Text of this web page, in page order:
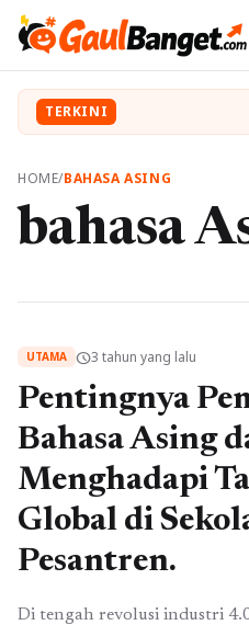
TERKINI
HOME/BAHASA ASING
bahasa
UTAMA schedule3 tahun yang lalu
Pentingnya
Bahasa Asing
Menghadapi
Global di
Pesantren.
Di tengah revolusi industri